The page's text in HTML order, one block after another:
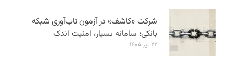
شرکت «کاشف» در آزمون تاب‌آوری شبکه
بانکی؛ سامانه‌ بسیار، امنیت اندک
۲۲ تیر ۱۴۰۵